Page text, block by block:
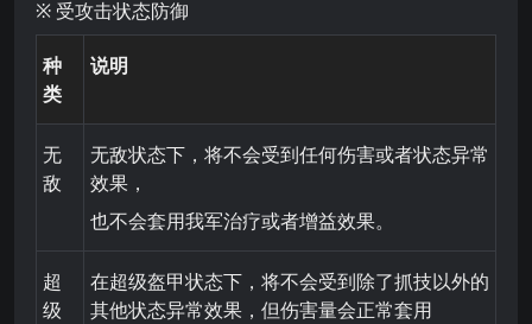
※ 受攻击状态防御
种
类
说明
无
敌
无敌状态下，将不会受到任何伤害或者状态异常
效果，
也不会套用我军治疗或者增益效果。
超
级
在超级盔甲状态下，将不会受到除了抓技以外的
其他状态异常效果，但伤害量会正常套用